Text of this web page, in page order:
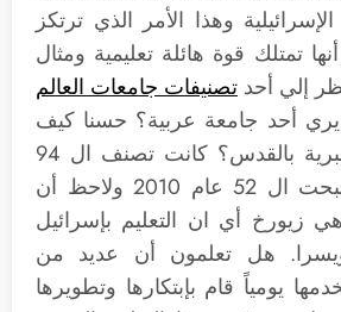
وهذا الأمر الذي ترتكز
تمتلك قوة هائلة تعليمية ومثال
إلي أحد تصنيفات جامعات العالم
أحد جامعة عربية؟ حسنا كيف
الحال للجامعة العبرية بالقدس؟ كانت تصنف ال 94
عام 2003 ثم أصبحت ال 52 عام 2010 ولاحظ أن
رقم 51 هي زيورخ أي ان التعليم بإسرائيل
هل تعلمون أن عديد من
يومياً قام بإبتكارها وتطويرها